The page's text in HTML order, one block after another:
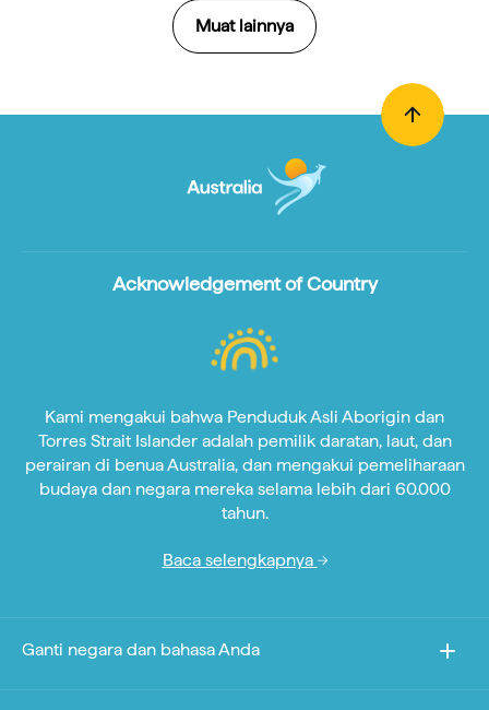
Muat lainnya
Acknowledgement of Country
Kami mengakui bahwa Penduduk Asli Aborigin dan
Torres Strait Islander adalah pemilik daratan, laut, dan
perairan di benua Australia, dan mengakui pemeliharaan
budaya dan negara mereka selama lebih dari 60.000
tahun.
Baca selengkapnya
Ganti negara dan bahasa Anda